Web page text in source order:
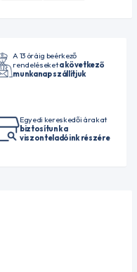
A 13 óráig beérkező
rendeléseketa következő
munkanap szállítjuk
Egyedi kereskedői árakat
biztosítunk a
viszonteladóink részére